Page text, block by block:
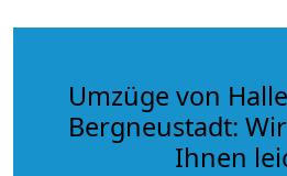
Umzüge von
Bergneustadt:
Ihnen